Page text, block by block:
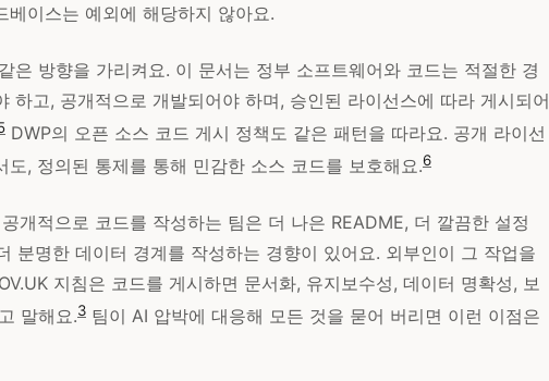
베이스는 예외에 해당하지 않아요.
은 방향을 가리켜요. 이 문서는 정부 소프트웨어와 코드는 적절한 경
하고, 공개적으로 개발되어야 하며, 승인된 라이선스에 따라 게시되어
DWP의 오픈 소스 코드 게시 정책도 같은 패턴을 따라요. 공개 라이선
도, 정의된 통제를 통해 민감한 소스 코드를 보호해요.6
개적으로 코드를 작성하는 팀은 더 나은 README, 더 깔끔한 설정
분명한 데이터 경계를 작성하는 경향이 있어요. 외부인이 그 작업을
지침은 코드를 게시하면 문서화, 유지보수성, 데이터 명확성, 보
말해요.3 팀이 AI 압박에 대응해 모든 것을 묻어 버리면 이런 이점은